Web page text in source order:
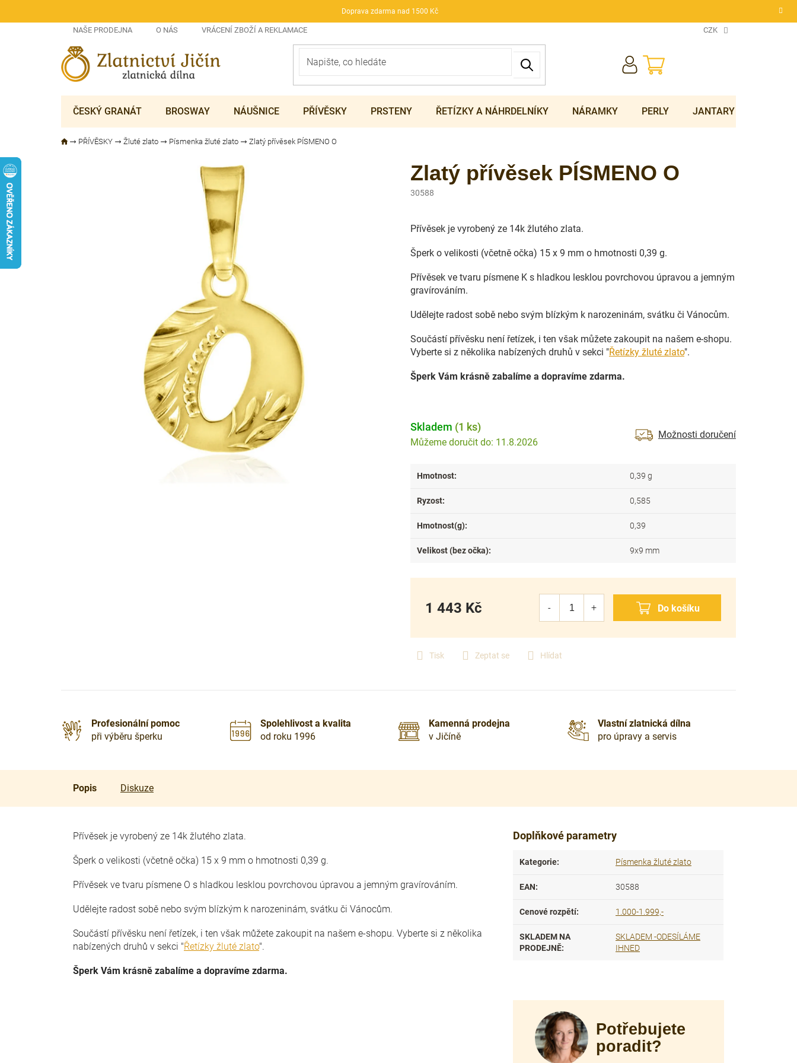
Doprava zdarma nad 1500 Kč
NAŠE PRODEJNA O NÁS VRÁCENÍ ZBOŽÍ A REKLAMACE CZK
NÁKUPNÍ
KOŠÍK
ČESKÝ GRANÁT BROSWAY NÁUŠNICE PŘÍVĚSKY PRSTENY ŘETÍZKY A NÁHRDELNÍKY NÁRAMKY PERLY JANTARY
PŘÍVĚSKY Žluté zlato Písmenka žluté zlato Zlatý přívěsek PÍSMENO O
Přívěsek je vyrobený ze 14k žlutého zlata.
Šperk o velikosti (včetně očka) 15 x 9 mm o hmotnosti 0,39 g.
Přívěsek ve tvaru písmene K s hladkou lesklou povrchovou úpravou a jemným
gravírováním.
Udělejte radost sobě nebo svým blízkým k narozeninám, svátku či Vánocům.
Součástí přívěsku není řetízek, i ten však můžete zakoupit na našem e-shopu.
Vyberte si z několika nabízených druhů v sekci "Řetízky žluté zlato".
Šperk Vám krásně zabalíme a dopravíme zdarma.
Tisk Zeptat se Hlídat
Zlatý přívěsek PÍSMENO O
30588
Skladem (1 ks)
11.8.2026
Možnosti doručení
1 443 Kč
Hmotnost: 0,39 g
Ryzost: 0,585
Hmotnost(g): 0,39
Velikost (bez očka): 9x9 mm
Profesionální pomoc
při výběru šperku
Spolehlivost a kvalita
od roku 1996
Kamenná prodejna
v Jičíně
Vlastní zlatnická dílna
pro úpravy a servis
Popis Diskuze
Přívěsek je vyrobený ze 14k žlutého zlata.
Šperk o velikosti (včetně očka) 15 x 9 mm o hmotnosti 0,39 g.
Přívěsek ve tvaru písmene O s hladkou lesklou povrchovou úpravou a jemným gravírováním.
Udělejte radost sobě nebo svým blízkým k narozeninám, svátku či Vánocům.
Součástí přívěsku není řetízek, i ten však můžete zakoupit na našem e-shopu. Vyberte si z několika
nabízených druhů v sekci "Řetízky žluté zlato".
Šperk Vám krásně zabalíme a dopravíme zdarma.
Doplňkové parametry
Kategorie: Písmenka žluté zlato
EAN: 30588
Cenové rozpětí: 1.000-1.999,-
SKLADEM NA
PRODEJNĚ:
SKLADEM -ODESÍLÁME
IHNED
Potřebujete
poradit?